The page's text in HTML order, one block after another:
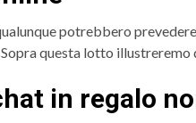
potrebbero
questa lotto illustreremo
in regalo